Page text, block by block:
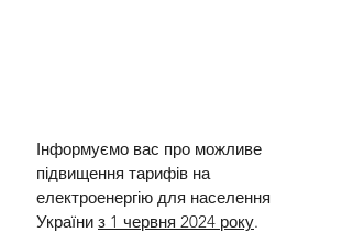
Інформуємо вас про можливе
підвищення тарифів на
електроенергію для населення
України з 1 червня 2024 року.